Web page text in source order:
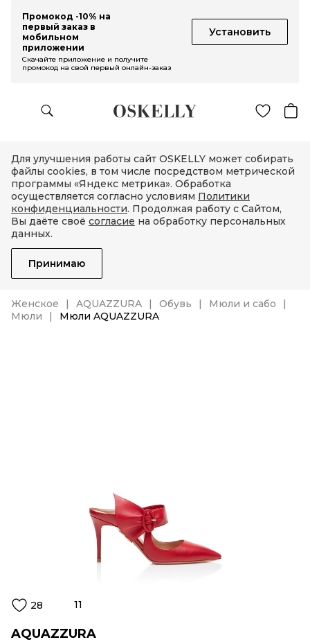
Промокод -10% на
первый заказ в
мобильном
приложении
Установить
Скачайте приложение и получите
промокод на свой первый онлайн-заказ
Для улучшения работы сайт OSKELLY может собирать
файлы cookies, в том числе посредством метрической
программы «Яндекс метрика». Обработка
осуществляется согласно условиям Политики
конфиденциальности. Продолжая работу с Сайтом,
Вы даёте своё согласие на обработку персональных
данных.
Принимаю
Женское AQUAZZURA Обувь
Мюли и сабо
Мюли
Мюли AQUAZZURA
28 11
AQUAZZURA